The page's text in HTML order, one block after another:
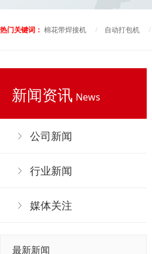
热门关键词： 棉花带焊接机 / 自动打包机
新闻资讯 News
公司新闻
行业新闻
媒体关注
最新新闻